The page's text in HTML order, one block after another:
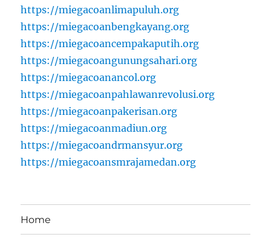
https://miegacoanlimapuluh.org
https://miegacoanbengkayang.org
https://miegacoancempakaputih.org
https://miegacoangunungsahari.org
https://miegacoanancol.org
https://miegacoanpahlawanrevolusi.org
https://miegacoanpakerisan.org
https://miegacoanmadiun.org
https://miegacoandrmansyur.org
https://miegacoansmrajamedan.org
Home